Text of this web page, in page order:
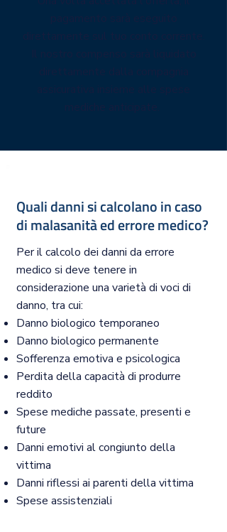
Quali danni si calcolano in caso
di malasanità ed errore medico?
Per il calcolo dei danni da errore
medico si deve tenere in
considerazione una varietà di voci di
danno, tra cui:
Danno biologico temporaneo
Danno biologico permanente
Sofferenza emotiva e psicologica
Perdita della capacità di produrre
reddito
Spese mediche passate, presenti e
future
Danni emotivi al congiunto della
vittima
Danni riflessi ai parenti della vittima
Spese assistenziali